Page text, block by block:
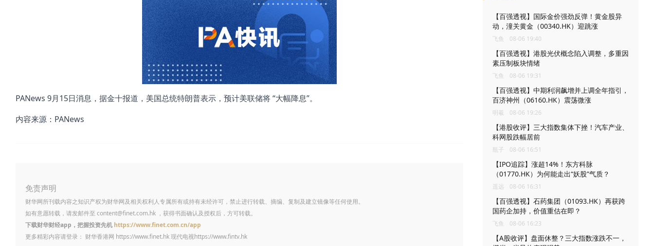
PANews 9月15日消息，据金十报道，美国总统特朗普表示，预计美联储将 “大幅降息”。
内容来源：PANews
免责声明
财华网所刊载内容之知识产权为财华网及相关权利人专属所有或持有未经许可，禁止进行转载、摘编、复制及建立镜像等任何使用。
如有意愿转载，请发邮件至 content@finet.com.hk ，获得书面确认及授权后，方可转载。
下载财华财经app，把握投资先机 https://www.finet.com.cn/app
更多精彩内容请登录： 财华香港网 https://www.finet.hk现代电视https://www.fintv.hk
【百强透视】国际金价强劲反弹！黄金股异
动，潼关黄金（00340.HK）迎跳涨
飞鱼 08-06 19:40
【百强透视】港股光伏概念陷入调整，多重因
素压制板块情绪
飞鱼 08-06 19:31
【百强透视】中期利润飙增并上调全年指引，
百济神州（06160.HK）震荡微涨
明羲 08-06 19:26
【港股收评】三大指数集体下挫！汽车产业、
科网股跌幅居前
瓶子 08-06 16:51
【IPO追踪】涨超14%！东方科脉
（01770.HK）为何能走出“妖股”气质？
遥远 08-06 16:31
【百强透视】石药集团（01093.HK）再获跨
国药企加持，价值重估在即？
飞鱼 08-06 16:23
【A股收评】盘面休整？三大指数涨跌不一，